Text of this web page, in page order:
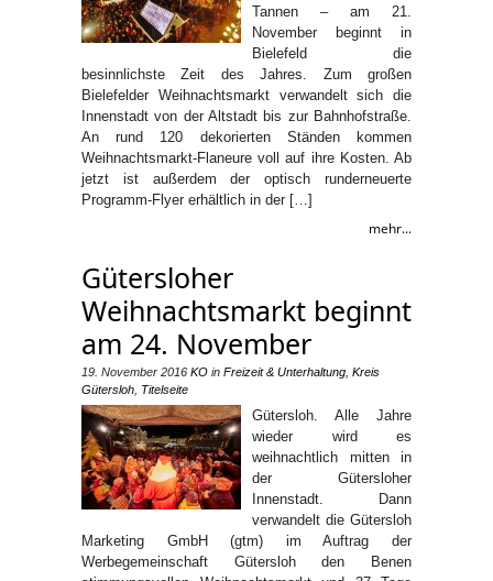
Tannen – am 21.
November beginnt in
Bielefeld die
besinnlichste Zeit des Jahres. Zum großen
Bielefelder Weihnachtsmarkt verwandelt sich die
Innenstadt von der Altstadt bis zur Bahnhofstraße.
An rund 120 dekorierten Ständen kommen
Weihnachtsmarkt-Flaneure voll auf ihre Kosten. Ab
jetzt ist außerdem der optisch runderneuerte
Programm-Flyer erhältlich in der […]
mehr...
Gütersloher
Weihnachtsmarkt beginnt
am 24. November
19. November 2016 KO in Freizeit & Unterhaltung Kreis
Gütersloh Titelseite
Gütersloh. Alle Jahre
wieder wird es
weihnachtlich mitten in
der Gütersloher
Innenstadt. Dann
verwandelt die Gütersloh
Marketing GmbH (gtm) im Auftrag der
Werbegemeinschaft Gütersloh den Benen